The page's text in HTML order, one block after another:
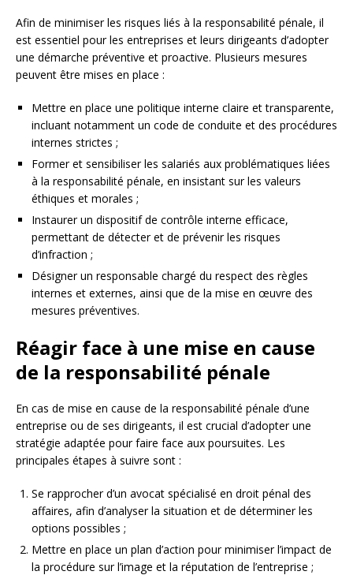
Afin de minimiser les risques liés à la responsabilité pénale, il
est essentiel pour les entreprises et leurs dirigeants d’adopter
une démarche préventive et proactive. Plusieurs mesures
peuvent être mises en place :
Mettre en place une politique interne claire et transparente,
incluant notamment un code de conduite et des procédures
internes strictes ;
Former et sensibiliser les salariés aux problématiques liées
à la responsabilité pénale, en insistant sur les valeurs
éthiques et morales ;
Instaurer un dispositif de contrôle interne efficace,
permettant de détecter et de prévenir les risques
d’infraction ;
Désigner un responsable chargé du respect des règles
internes et externes, ainsi que de la mise en œuvre des
mesures préventives.
Réagir face à une mise en cause
de la responsabilité pénale
En cas de mise en cause de la responsabilité pénale d’une
entreprise ou de ses dirigeants, il est crucial d’adopter une
stratégie adaptée pour faire face aux poursuites. Les
principales étapes à suivre sont :
Se rapprocher d’un avocat spécialisé en droit pénal des
affaires, afin d’analyser la situation et de déterminer les
options possibles ;
Mettre en place un plan d’action pour minimiser l’impact de
la procédure sur l’image et la réputation de l’entreprise ;